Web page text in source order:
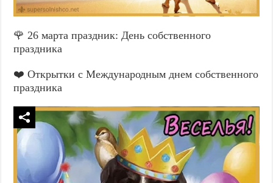
🌹 26 марта праздник: День собственного
праздника
❤️ Открытки с Международным днем собственного
праздника